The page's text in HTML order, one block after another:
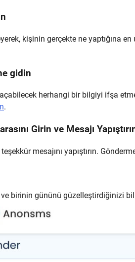
kişinin gerçekte ne yaptığına
gidin
herhangi bir bilgiyi ifşa
.
Girin ve Mesajı
teşekkür mesajını yapıştırın.
ve birinin gününü güzelleştirdiğinizi